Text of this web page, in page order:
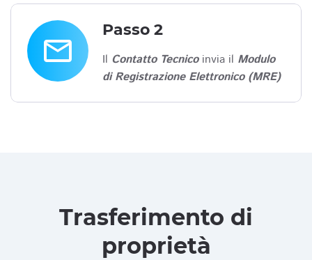
email
Passo 2
Il Contatto Tecnicoinvia il Modulo
di Registrazione Elettronico (MRE)
Trasferimento di
proprietà